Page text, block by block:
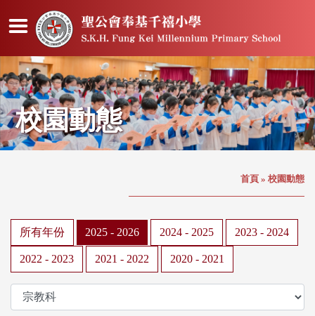
校園動態
首頁 » 校園動態
所有年份 2025 - 2026 2024 - 2025 2023 - 2024
2022 - 2023 2021 - 2022 2020 - 2021